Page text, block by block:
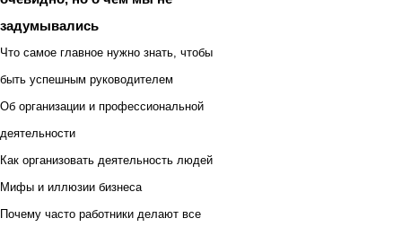
задумывались
Что самое главное нужно знать, чтобы
быть успешным руководителем
Об организации и профессиональной
деятельности
Как организовать деятельность людей
Мифы и иллюзии бизнеса
Почему часто работники делают все